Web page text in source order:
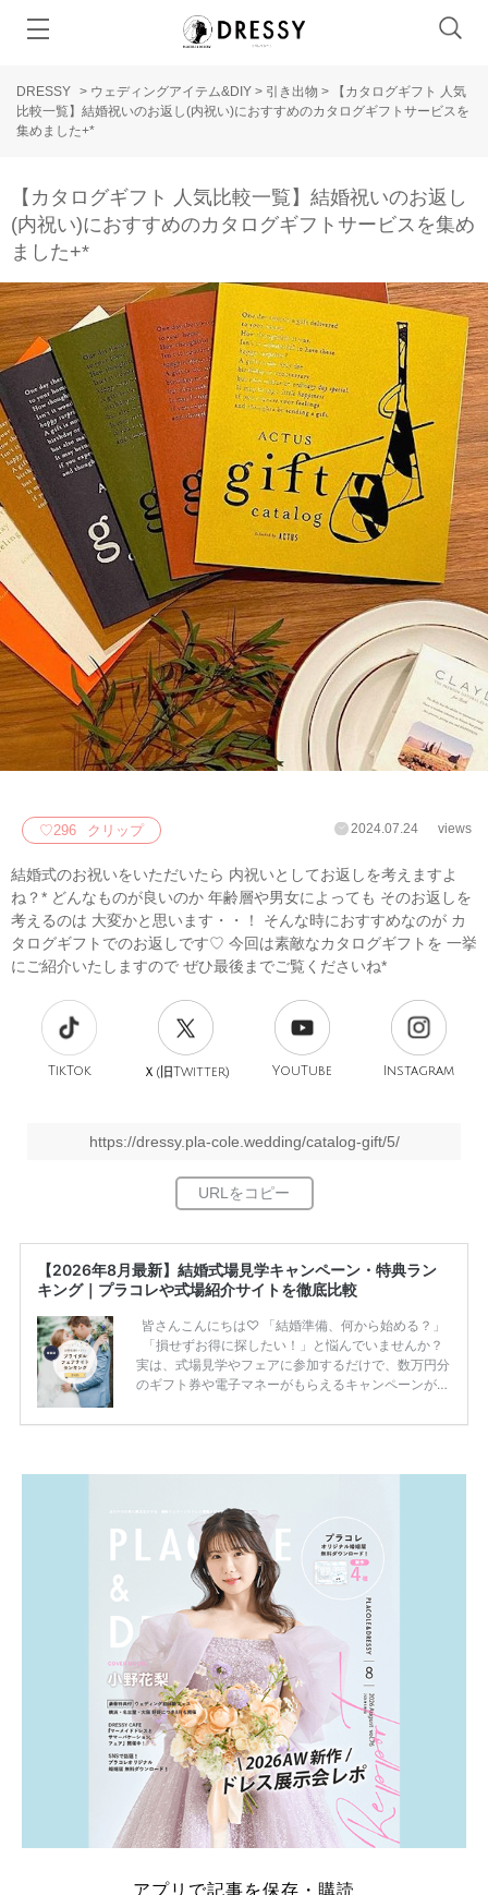
DRESSY > ウェディングアイテム&DIY > 引き出物 >
【カタログギフト 人気
比較一覧】結婚祝いのお返し(内祝い)におすすめのカタログギフトサービスを
集めました+*
【カタログギフト 人気比較一覧】結婚祝いのお返し
(内祝い)におすすめのカタログギフトサービスを集め
ました+*
♡296 クリップ 2024.07.24 views
結婚式のお祝いをいただいたら 内祝いとしてお返しを考えますよ
ね？* どんなものが良いのか 年齢層や男女によっても そのお返しを
考えるのは 大変かと思います・・！ そんな時におすすめなのが カ
タログギフトでのお返しです♡ 今回は素敵なカタログギフトを 一挙
にご紹介いたしますので ぜひ最後までご覧くださいね*
TikTok Ｘ(旧Twitter) YouTube Instagram
https://dressy.pla-cole.wedding/catalog-gift/5/
【2026年8月最新】結婚式場見学キャンペーン・特典ラン
キング｜プラコレや式場紹介サイトを徹底比較
皆さんこんにちは♡ 「結婚準備、何から始める？」
「損せずお得に探したい！」と悩んでいませんか？
実は、式場見学やフェアに参加するだけで、数万円分
のギフト券や電子マネーがもらえるキャンペーンがあ
ため、比較せずに選ぶと損をしてしまうことも……。
一番お得？」「プラコレの特典は？」といった疑問も
解決します。 まずは診断で候補を絞れる「ウェディ
ング診断」か、体験型 […]続きを読む
アプリで記事を保存・購読